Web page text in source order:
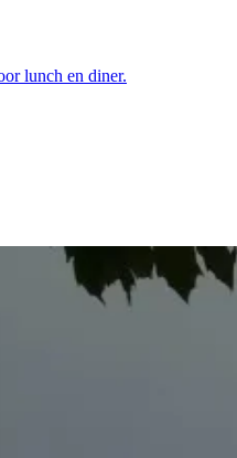
lunch en diner.